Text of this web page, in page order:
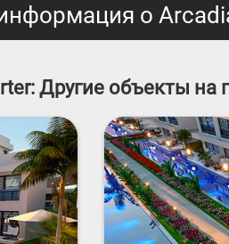
о
Другие объекты на